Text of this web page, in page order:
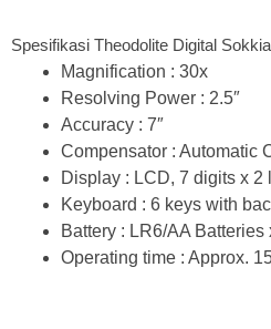
Spesifikasi Theodolite Digital
Magnification : 30x
Resolving Power : 2.5″
Accuracy : 7″
Compensator : Automatic
Display : LCD, 7 digits x 2
Keyboard : 6 keys with
Battery : LR6/AA Batteries
Operating time : Approx.